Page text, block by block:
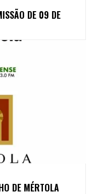
DE 09 DE
DE MÉRTOLA